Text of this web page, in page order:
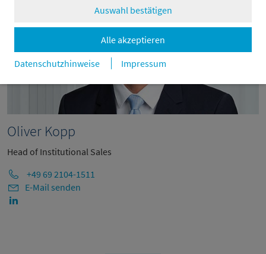
Auswahl bestätigen
Alle akzeptieren
Datenschutzhinweise
Impressum
Oliver Kopp
Head of Institutional Sales
+49 69 2104-1511
E-Mail senden